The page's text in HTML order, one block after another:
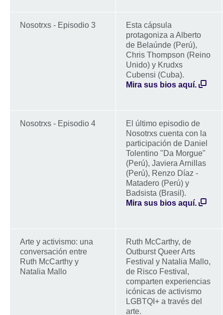
Nosotrxs - Episodio 3
Esta cápsula
protagoniza a Alberto
de Belaúnde (Perú),
Chris Thompson (Reino
Unido) y Krudxs
Cubensi (Cuba).
Mira sus bios aquí.
Nosotrxs - Episodio 4
El último episodio de
Nosotrxs cuenta con la
participación de Daniel
Tolentino "Da Morgue"
(Perú), Javiera Arnillas
(Perú), Renzo Díaz -
Matadero (Perú) y
Badsista (Brasil).
Mira sus bios aquí.
Arte y activismo: una
conversación entre
Ruth McCarthy y
Natalia Mallo
Ruth McCarthy, de
Outburst Queer Arts
Festival y Natalia Mallo,
de Risco Festival,
comparten experiencias
icónicas de activismo
LGBTQI+ a través del
arte.